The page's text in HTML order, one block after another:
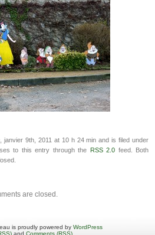
9th, 2011 at 10 h 24 min and is filed under
to this entry through the RSS 2.0 feed. Both
are closed.
is proudly powered by WordPress
and Comments (RSS)